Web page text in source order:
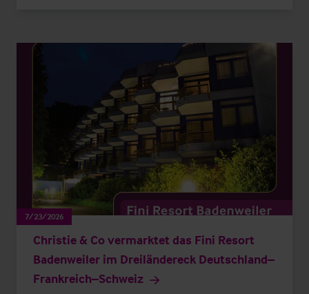
7/23/2026
Christie & Co vermarktet das Fini Resort
Badenweiler im Dreiländereck Deutschland–
Frankreich–Schweiz